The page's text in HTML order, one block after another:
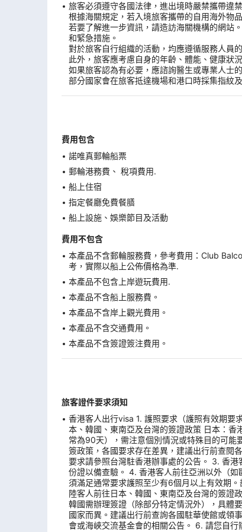
旅客必須遵守各國法律，進出境時嚴禁攜帶違
根據海關規定，若入境旅客攜帶的自用海外物
若要了解進一步資訊，請造訪海關機構的網站
和緊急措施。
對於旅客自行組織的活動，均應遵循服務人員
此外，旅客應考慮自身的年齡、體能、健康狀
如果旅客認為有必要，應諮詢醫生或專業人士
部分國家會在旅客抵達機場和港口時採集指紋
費用包含
諾唯真郵輪船票
郵輪港務費、 稅項費用.
船上住宿
指定餐廳免費餐膳
船上設施、娛樂節目及活動
費用不包含
本產品不含郵輪服務費，參考費用：Club
考，實際以船上公佈價格為準.
本產品不包含上岸遊玩費用.
本產品不含船上服務費。
本產品不含岸上觀光費用。
本產品不含交通費用。
本產品不含簽證簽注費用。
旅客證件要求須知
香港客人出行visa 1. 護照要求（護照有效期要
本、韓國、東南亞及台灣的簽證政策 日本：
常為90天），需注意個別情況或特殊目的可能
簽政策，各國要求存在差異，建議出行前查閱
要求請參照台灣駐香港辦事處的公告。 3. 香
份證以備查驗。 4. 香港客人前往亞洲以外（
須滿足通常要求護照至少有6個月以上有效期
陸客人前往日本、韓國、東南亞及台灣的簽證
韓國需辦理簽證（除部分特定情況外），具體
國家而異。建議出行前查詢各國駐華使館或領
會或海峽交流基金會的相關公告。 6. 請您自